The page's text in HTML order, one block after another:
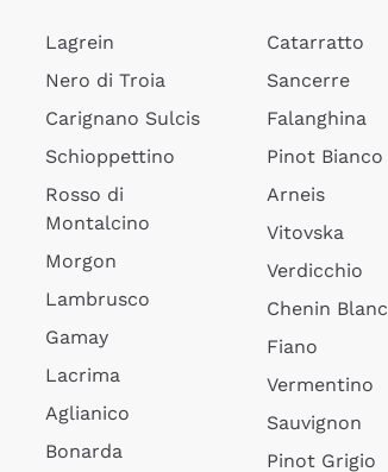
Lagrein
Nero di Troia
Carignano Sulcis
Schioppettino
Rosso di
Montalcino
Morgon
Lambrusco
Gamay
Lacrima
Aglianico
Bonarda
Catarratto
Sancerre
Falanghina
Pinot Bianco
Arneis
Vitovska
Verdicchio
Chenin Blanc
Fiano
Vermentino
Sauvignon
Pinot Grigio